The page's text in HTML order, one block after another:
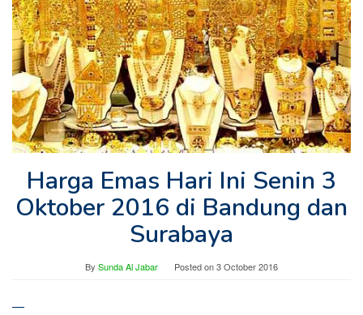
Harga Emas Hari Ini Senin 3
Oktober 2016 di Bandung dan
Surabaya
By Sunda Al Jabar Posted on3 October 2016
—